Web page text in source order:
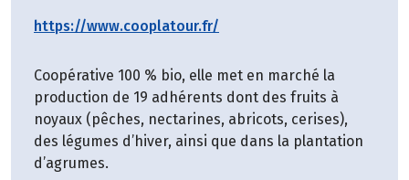
https://www.cooplatour.fr/
Coopérative 100 % bio, elle met en marché la
production de 19 adhérents dont des fruits à
noyaux (pêches, nectarines, abricots, cerises),
des légumes d’hiver, ainsi que dans la plantation
d’agrumes.